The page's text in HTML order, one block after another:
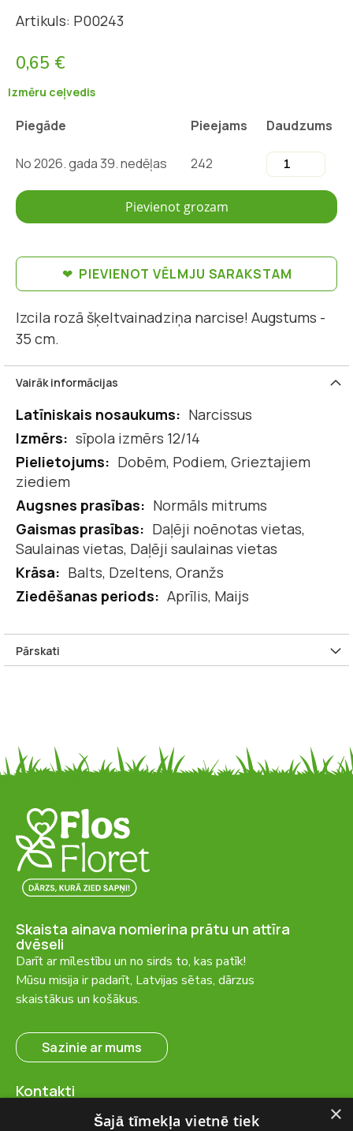
Artikuls: P00243
0,65 €
Izmēru ceļvedis
Piegāde Pieejams Daudzums
No 2026. gada 39. nedēļas 242
Pievienot grozam
PIEVIENOT VĒLMJU SARAKSTAM
Izcila rozā šķeltvainadziņa narcise! Augstums -
35 cm.
Vairāk informācijas
Vairāk
informācijas
Narcissus
sīpola izmērs 12/14
Dobēm, Podiem, Grieztajiem
ziediem
Normāls mitrums
Daļēji noēnotas vietas,
Saulainas vietas, Daļēji saulainas vietas
Balts, Dzeltens, Oranžs
Aprīlis, Maijs
Pārskati
Skaista ainava nomierina prātu un attīra
dvēseli
Darīt ar mīlestību un no sirds to, kas patīk!
Mūsu misija ir padarīt, Latvijas sētas, dārzus
skaistākus un košākus.
Sazinie ar mums
Kontakti
Ventspils nov., Ugāles pag.,
×
Šajā tīmekļa vietnē tiek